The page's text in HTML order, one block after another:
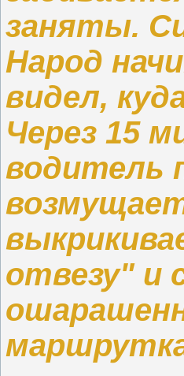
заняты.
Народ
видел,
Через 15
водитель
отвезу" и